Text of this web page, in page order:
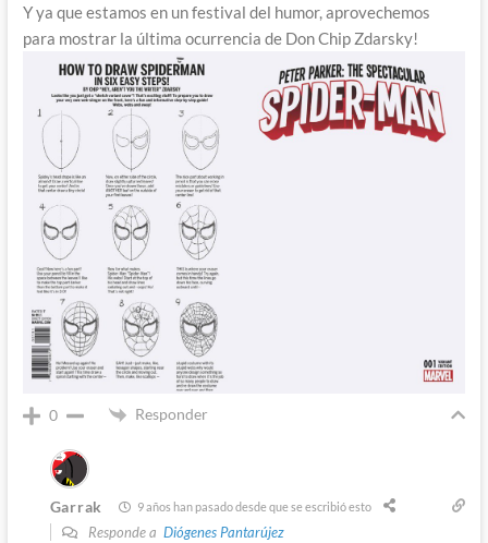
Y ya que estamos en un festival del humor, aprovechemos
para mostrar la última ocurrencia de Don Chip Zdarsky!
0 Responder
Garrak 9 años han pasado desde que se escribió esto
Responde a Diógenes Pantarújez